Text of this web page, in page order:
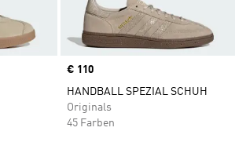
Price
€ 110
HANDBALL SPEZIAL SCHUH
Originals
45 Farben